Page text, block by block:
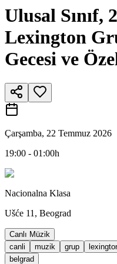
Ulusal Sınıf,
Lexington
Gecesi ve
Çarşamba, 22 Temmuz 2026
19:00 - 01:00h
Nacionalna Klasa
Ušće 11, Beograd
Canlı Müzik
canli
muzik grup
belgrad